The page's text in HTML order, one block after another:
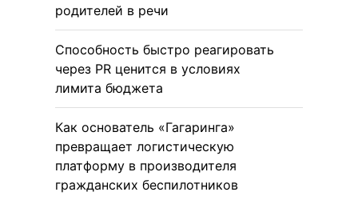
родителей в речи
Способность быстро реагировать
через PR ценится в условиях
лимита бюджета
Как основатель «Гагаринга»
превращает логистическую
платформу в производителя
гражданских беспилотников